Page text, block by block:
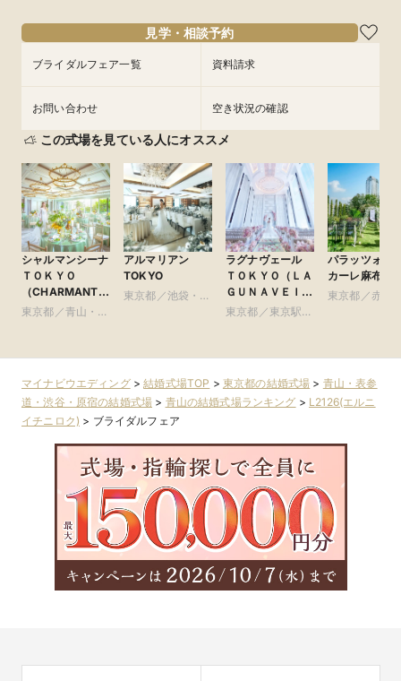
フェアを予約
フェアを予約
見学・相談予約
ブライダルフェア一覧 資料請求
お問い合わせ 空き状況の確認
この式場を見ている人にオススメ
シャルマンシーナ
ＴＯＫＹＯ
（CHARMANT
SCENA
東京都／青山・表
アルマリアン
TOKYO
東京都／池袋・練
ラグナヴェール
ＴＯＫＹＯ（ＬＡ
ＧＵＮＡＶＥＩＬ
ＴＯＫＹＯ）
東京都／東京駅・
パラッツォ ド
カーレ麻布
東京都／赤坂
マイナビウエディング>結婚式場TOP > 東京都の結婚式場 > 青山・表参
道・渋谷・原宿の結婚式場 > 青山の結婚式場ランキング > L2126(エルニ
イチニロク) > ブライダルフェア